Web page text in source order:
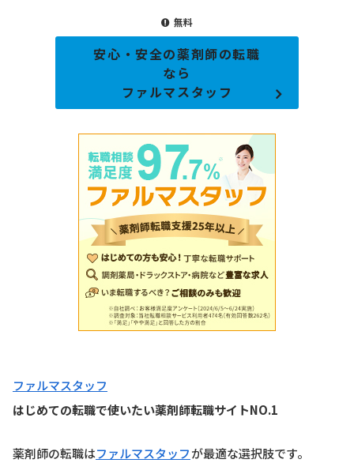
無料
安心・安全の薬剤師の転職
なら
ファルマスタッフ
ファルマスタッフ
はじめての転職で使いたい薬剤師転職サイトNO.1
薬剤師の転職はファルマスタッフが最適な選択肢です。